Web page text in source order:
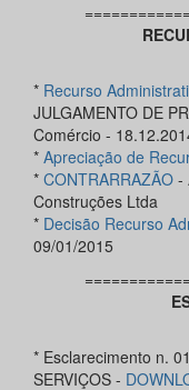
* Recurso
JULGAMENTO DE
Comércio -
* Apreciação de
* CONTRARRAZÃO -
Construções Ltda
* Decisão Recurso
09/01/2015
* Esclarecimento n.
SERVIÇOS -